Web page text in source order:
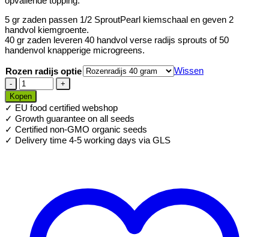
5 gr zaden passen 1/2 SproutPearl kiemschaal en geven 2
handvol kiemgroente.
40 gr zaden leveren 40 handvol verse radijs sprouts of 50
handenvol knapperige microgreens.
Rozen radijs optie
Wissen
Biologische
Rozen
radijs
kiemzaden
voor
Kiemgroente
aantal
Kopen
✓ EU food certified webshop
✓ Growth guarantee on all seeds
✓ Certified non-GMO organic seeds
✓ Delivery time 4-5 working days via GLS